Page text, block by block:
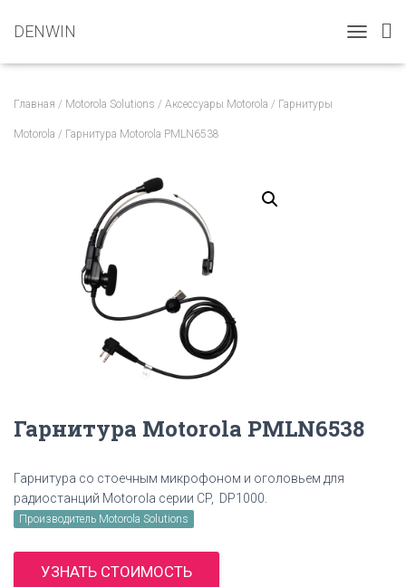
DENWIN
O
Главная / Motorola Solutions / Аксессуары Motorola / Гарнитуры
Motorola / Гарнитура Motorola PMLN6538
Гарнитура Motorola PMLN6538
Гарнитура со стоечным микрофоном и оголовьем для
радиостанций Motorola серии CP, DP1000.
Производитель Motorola Solutions
УЗНАТЬ СТОИМОСТЬ